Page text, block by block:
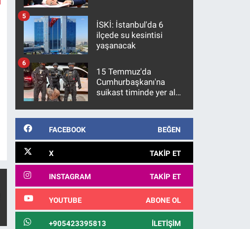
İSKİ: İstanbul'da 6
ilçede su kesintisi
yaşanacak
5
15 Temmuz'da
Cumhurbaşkanı'na
suikast timinde yer alan
10 yıl sonra yakalandı
6
FACEBOOK BEĞEN
X TAKIP ET
INSTAGRAM TAKIP ET
YOUTUBE ABONE OL
+905423395813 İLETIŞIM